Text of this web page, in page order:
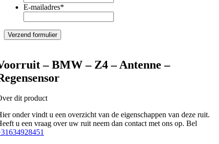
E-mailadres*
– BMW – Z4 – Antenne –
dit product
onder vindt u een overzicht van de eigenschappen van deze ruit.
u een vraag over uw ruit neem dan contact met ons op. Bel